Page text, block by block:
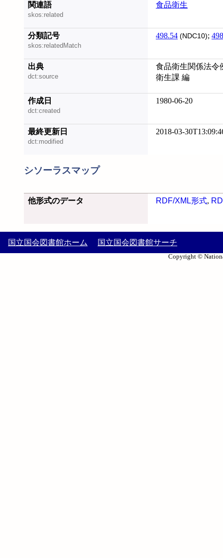
関連語
skos:related
食品衛生
分類記号
skos:relatedMatch
498.54 (NDC10);
出典
dct:source
食品衛生関係法令
衛生課 編
作成日
dct:created
1980-06-20
最終更新日
dct:modified
2018-03-
シソーラスマップ
他形式のデータ RDF/XML形式,
国立国会図書館ホーム 国立国会図書館サーチ
Copyright ©